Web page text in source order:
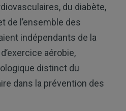
du diabète,
de l’ensemble des
indépendants de la
aérobie,
distinct du
dans la prévention des